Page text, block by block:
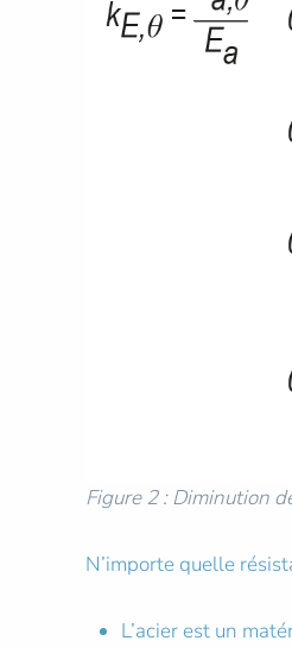
Figure 2 : Diminution
N’importe quelle
L’acier est un